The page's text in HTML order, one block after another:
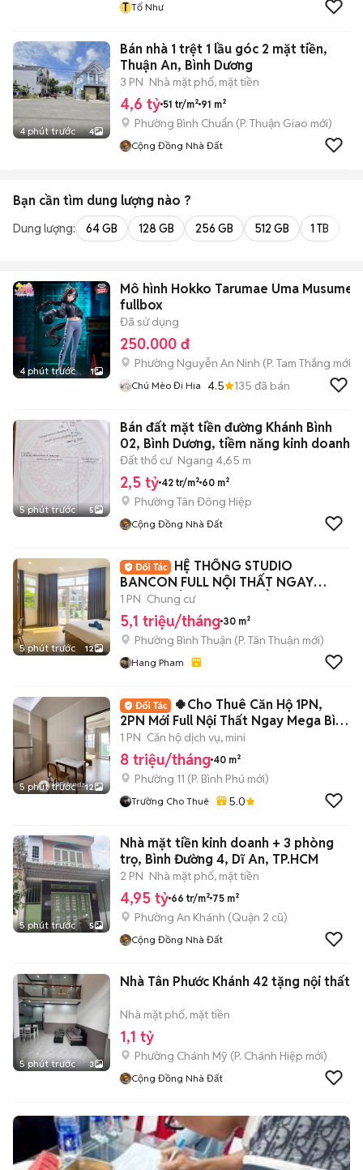
T Tố Như
4 phút trước 4
Bán nhà 1 trệt 1 lầu góc 2 mặt tiền,
Thuận An, Bình Dương
3 PN Nhà mặt phố, mặt tiền
4,6 tỷ 51 tr/m² 91 m²
Phường Bình Chuẩn (P. Thuận Giao mới)
Cộng Đồng Nhà Đất
Bạn cần tìm dung lượng nào ?
Dung lượng: 64 GB 128 GB 256 GB 512 GB 1 TB
4 phút trước 1
Mô hình Hokko Tarumae Uma Musume
fullbox
Đã sử dụng
250.000 đ
Phường Nguyễn An Ninh (P. Tam Thắng mới)
Chú Mèo Đi Hia 4.5 135 đã bán
5 phút trước 5
Bán đất mặt tiền đường Khánh Bình
02, Bình Dương, tiềm năng kinh doanh
Đất thổ cư Ngang 4,65 m
2,5 tỷ 42 tr/m² 60 m²
Phường Tân Đông Hiệp
Cộng Đồng Nhà Đất
5 phút trước 12
HỆ THỐNG STUDIO
BANCON FULL NỘI THẤT NGAY
TRUNG TÂM QUẬN 7, GẦN LOTTE
1 PN Chung cư
5,1 triệu/tháng 30 m²
Phường Bình Thuận (P. Tân Thuận mới)
Hang Pham
5 phút trước 12
🍀Cho Thuê Căn Hộ 1PN,
2PN Mới Full Nội Thất Ngay Mega Bình
Phú- Q6🍀
1 PN Căn hộ dịch vụ, mini
8 triệu/tháng 40 m²
Phường 11 (P. Bình Phú mới)
Trường Cho Thuê 5.0
5 phút trước 5
Nhà mặt tiền kinh doanh + 3 phòng
trọ, Bình Đường 4, Dĩ An, TP.HCM
2 PN Nhà mặt phố, mặt tiền
4,95 tỷ 66 tr/m² 75 m²
Phường An Khánh (Quận 2 cũ)
Cộng Đồng Nhà Đất
5 phút trước 3
Nhà Tân Phước Khánh 42 tặng nội thất
Nhà mặt phố, mặt tiền
1,1 tỷ
Phường Chánh Mỹ (P. Chánh Hiệp mới)
Cộng Đồng Nhà Đất